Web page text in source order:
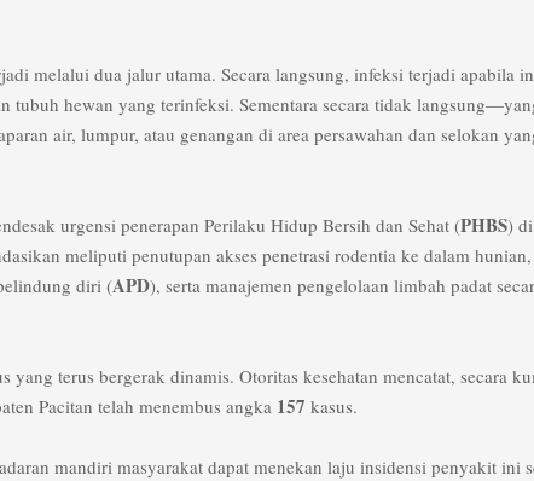
melalui dua jalur utama. Secara langsung, infeksi terjadi apabila
tubuh hewan yang terinfeksi. Sementara secara tidak
air, lumpur, atau genangan di area persawahan dan selokan
urgensi penerapan Perilaku Hidup Bersih dan Sehat (PHBS)
meliputi penutupan akses penetrasi rodentia ke dalam
diri (APD), serta manajemen pengelolaan limbah padat
terus bergerak dinamis. Otoritas kesehatan mencatat, secara
Pacitan telah menembus angka 157 kasus.
mandiri masyarakat dapat menekan laju insidensi penyakit ini